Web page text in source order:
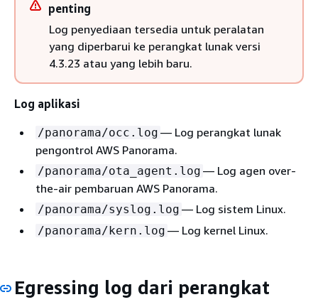
penting
Log penyediaan tersedia untuk peralatan
yang diperbarui ke perangkat lunak versi
4.3.23 atau yang lebih baru.
Log aplikasi
/panorama/occ.log — Log perangkat lunak
pengontrol AWS Panorama.
/panorama/ota_agent.log — Log agen over-
the-air pembaruan AWS Panorama.
/panorama/syslog.log — Log sistem Linux.
/panorama/kern.log — Log kernel Linux.
Egressing log dari perangkat